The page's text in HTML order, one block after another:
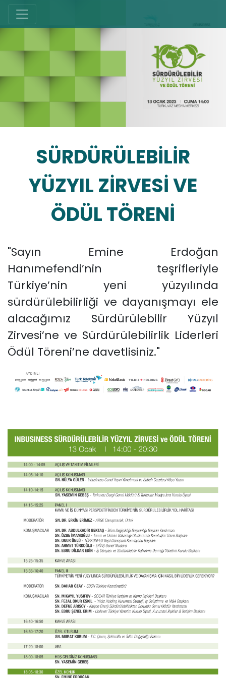
SÜRDÜRÜLEBİLİR
YÜZYIL ZİRVESİ VE
ÖDÜL TÖRENİ
"Sayın Emine Erdoğan
Hanımefendi’nin teşrifleriyle
Türkiye’nin yeni yüzyılında
sürdürülebilirliği ve dayanışmayı ele
alacağımız Sürdürülebilir Yüzyıl
Zirvesi’ne ve Sürdürülebilirlik Liderleri
Ödül Töreni’ne davetlisiniz."